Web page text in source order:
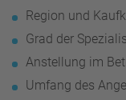
Region und
Grad der
Anstellung im
Umfang des